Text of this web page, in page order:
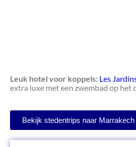
Leuk hotel voor koppels: Les
extra luxe met een zwembad op het
Bekijk stedentrips naar Marrakech